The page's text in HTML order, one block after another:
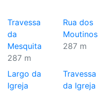
Travessa
da
Mesquita
287 m
Rua dos
Moutinos
287 m
Largo da
Igreja
Travessa
da Igreja